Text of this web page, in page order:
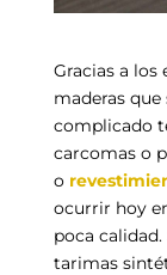
Gracias a
maderas
complicado
carcomas o
o
ocurrir hoy
poca
tarimas